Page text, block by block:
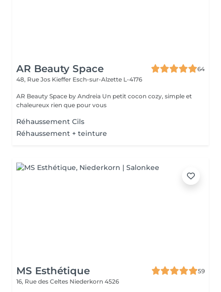
AR Beauty Space
64
48, Rue Jos Kieffer Esch-sur-Alzette L-4176
AR Beauty Space by Andreia Un petit cocon cozy, simple et
chaleureux rien que pour vous
Réhaussement Cils
Réhaussement + teinture
MS Esthétique
59
16, Rue des Celtes Niederkorn 4526